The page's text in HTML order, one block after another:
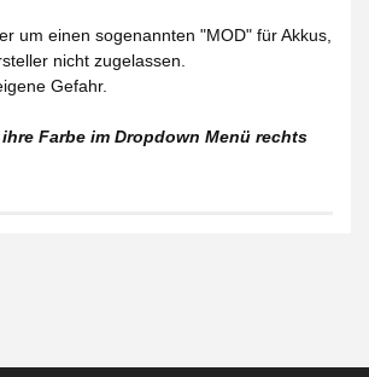
um einen sogenannten "MOD" für Akkus,
nicht zugelassen.
Gefahr.
Farbe im Dropdown Menü rechts